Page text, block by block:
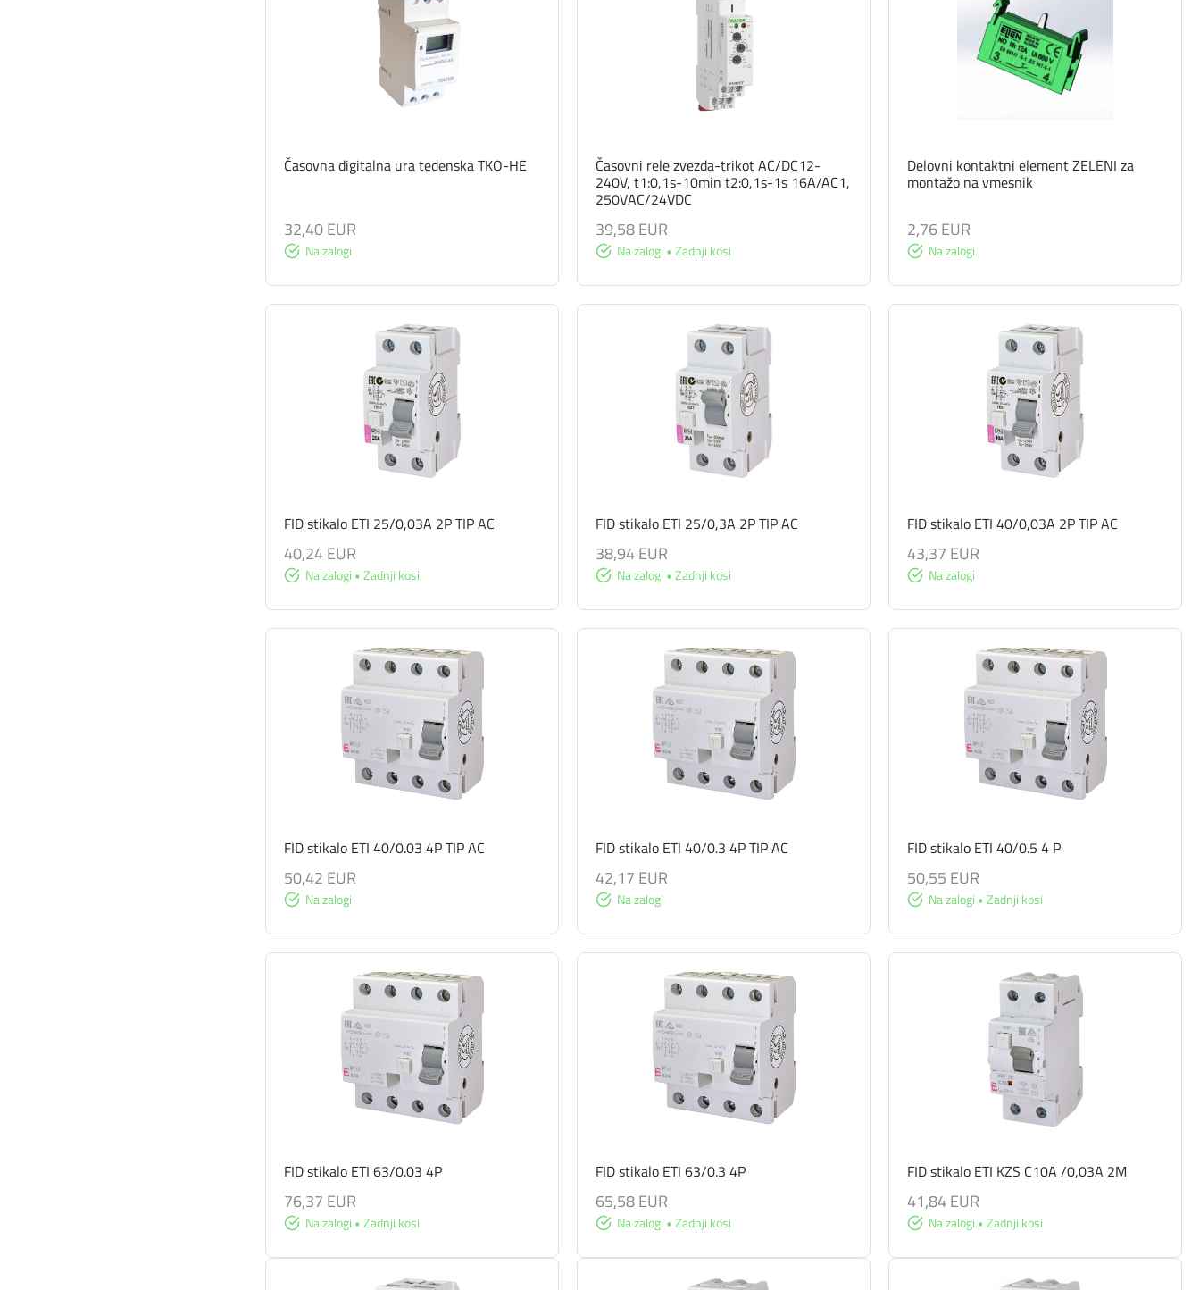
Časovna digitalna ura tedenska TKO-HE
Na zalogi
32,40 EUR
Časovni rele zvezda-trikot AC/DC12-
240V, t1:0,1s-10min t2:0,1s-1s 16A/AC1,
250VAC/24VDC
Na zalogi • Zadnji kosi
39,58 EUR
Delovni kontaktni element ZELENI za
montažo na vmesnik
Na zalogi
2,76 EUR
FID stikalo ETI 25/0,03A 2P TIP AC
Na zalogi • Zadnji kosi
40,24 EUR
FID stikalo ETI 25/0,3A 2P TIP AC
Na zalogi • Zadnji kosi
38,94 EUR
FID stikalo ETI 40/0,03A 2P TIP AC
Na zalogi
43,37 EUR
FID stikalo ETI 40/0.03 4P TIP AC
Na zalogi
50,42 EUR
FID stikalo ETI 40/0.3 4P TIP AC
Na zalogi
42,17 EUR
FID stikalo ETI 40/0.5 4 P
Na zalogi • Zadnji kosi
50,55 EUR
FID stikalo ETI 63/0.03 4P
Na zalogi • Zadnji kosi
76,37 EUR
FID stikalo ETI 63/0.3 4P
Na zalogi • Zadnji kosi
65,58 EUR
FID stikalo ETI KZS C10A /0,03A 2M
Na zalogi • Zadnji kosi
41,84 EUR